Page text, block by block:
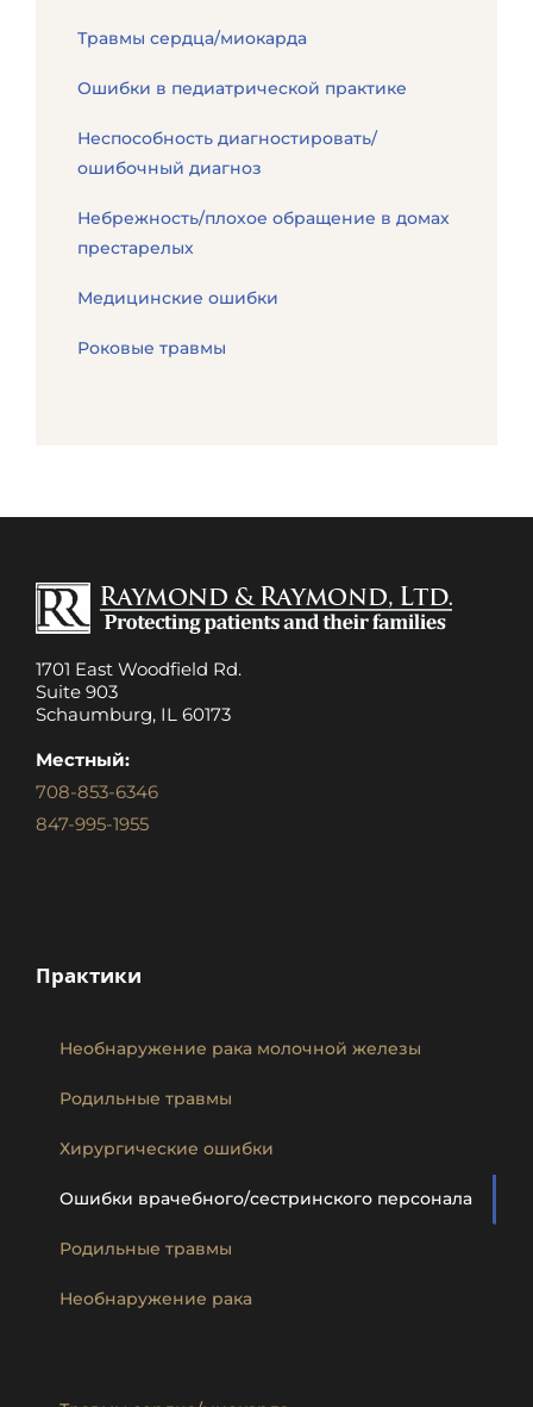
Травмы сердца/миокарда
Ошибки в педиатрической практике
Неспособность диагностировать/
ошибочный диагноз
Небрежность/плохое обращение в домах
престарелых
Медицинские ошибки
Роковые травмы
1701 East Woodfield Rd.
Suite 903
Schaumburg, IL 60173
Местный:
708-853-6346
847-995-1955
Практики
Необнаружение рака молочной железы
Родильные травмы
Хирургические ошибки
Ошибки врачебного/сестринского персонала
Родильные травмы
Необнаружение рака